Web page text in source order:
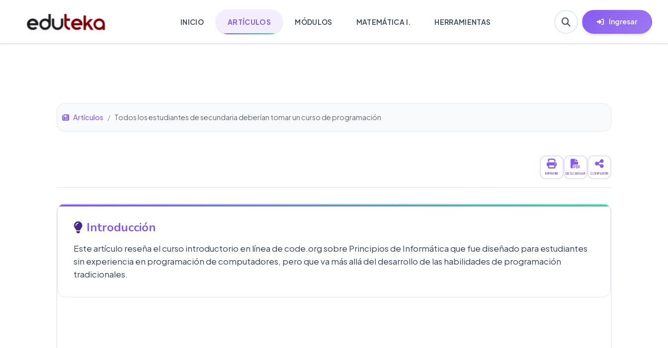
INICIO ARTÍCULOS MÓDULOS MATEMÁTICA I. HERRAMIENTAS Ingresar
Artículos / Todos los estudiantes de secundaria deberían tomar un curso de programación
IMPRIMIR DESCARGAR COMPARTIR
Introducción
Este artículo reseña el curso introductorio en línea de code.org sobre Principios de Informática que fue diseñado para estudiantes
sin experiencia en programación de computadores, pero que va más allá del desarrollo de las habilidades de programación
tradicionales.